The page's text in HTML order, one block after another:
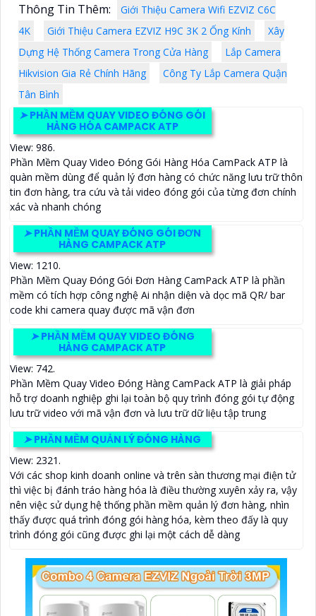
Thông Tin Thêm:
Giới Thiệu Camera Wifi EZVIZ C6C
4K
Giới Thiệu Camera EZVIZ H9C 3K 2 Ống Kính
Xây
Dựng Hệ Thống Camera Trong Cửa Hàng
Lắp Camera
Hikvision Gia Rẻ Chính Hãng
Công Ty Lắp Camera Quận
Tân Bình
➤PHẦN MỀM QUAY VIDEO ĐÓNG GÓI
HÀNG HÓA CAMPACK ATP
View: 986.
Phần Mềm Quay Video Đóng Gói Hàng Hóa CamPack ATP là
quàn mềm dùng để quản lý đơn hàng có chức năng lưu trữ thôn
tin đơn hàng, tra cứu và tải video đóng gói của từng đơn chính
xác và nhanh chóng
➤PHẦN MỀM QUAY ĐÓNG GÓI ĐƠN
HÀNG CAMPACK ATP
View: 1210.
Phần Mềm Quay Đóng Gói Đơn Hàng CamPack ATP là phần
mềm có tích hợp công nghệ Ai nhận diện và dọc mã QR/ bar
code khi camera quay được mã vận đơn
➤PHẦN MỀM QUAY VIDEO ĐÓNG
HÀNG CAMPACK ATP
View: 742.
Phần Mềm Quay Video Đóng Hàng CamPack ATP là giải pháp
hỗ trợ doanh nghiệp ghi lại toàn bộ quy trình đóng gói tự động
lưu trữ video với mã vận đơn và lưu trữ dữ liệu tập trung
➤PHẦN MỀM QUẢN LÝ ĐÓNG HÀNG
View: 2321.
Với các shop kinh doanh online và trên sàn thương mại điện tử
thì việc bị đánh tráo hàng hóa là điều thường xuyên xảy ra, vậy
nên việc sử dụng hệ thống phần mềm quản lý đơn hàng, nhìn
thấy được quá trình đóng gói hàng hóa, kèm theo đấy là quy
trình đóng gói cũng được ghi lại một cách dễ dàng